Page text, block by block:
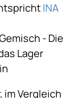
INA
- Die
Lager
im Vergleich